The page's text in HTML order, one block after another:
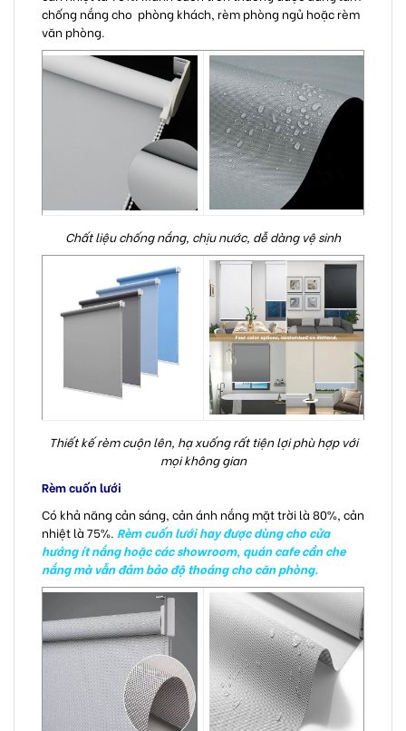
chống nắng cho phòng khách, rèm phòng ngủ hoặc rèm
văn phòng.
Chất liệu chống nắng, chịu nước, dễ dàng vệ sinh
Thiết kế rèm cuộn lên, hạ xuống rất tiện lợi phù hợp với
mọi không gian
Rèm cuốn lưới
Có khả năng cản sáng, cản ánh nắng mặt trời là 80%, cản
nhiệt là 75%. Rèm cuốn lưới hay được dùng cho cửa
hướng ít nắng hoặc các showroom, quán cafe cần che
nắng mà vẫn đảm bảo độ thoáng cho căn phòng.